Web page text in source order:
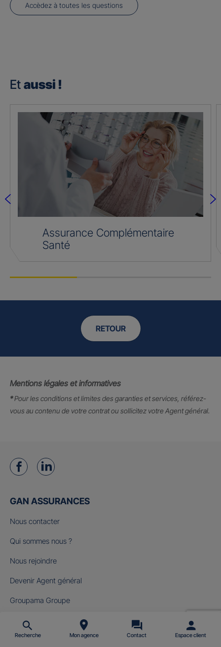
Accèdez à toutes les questions
Et aussi !
Assurance Complémentaire
Santé
RETOUR
Mentions légales et informatives
*Pour les conditions et limites des garanties et services, référez-
vous au contenu de votre contrat ou sollicitez votre Agent général.
Recherche Mon agence Contact Espace client
GAN ASSURANCES
Nous contacter
Qui sommes nous ?
Nous rejoindre
Devenir Agent général
Groupama Groupe
Fondation Gan pour le Cinéma
NOS OFFRES